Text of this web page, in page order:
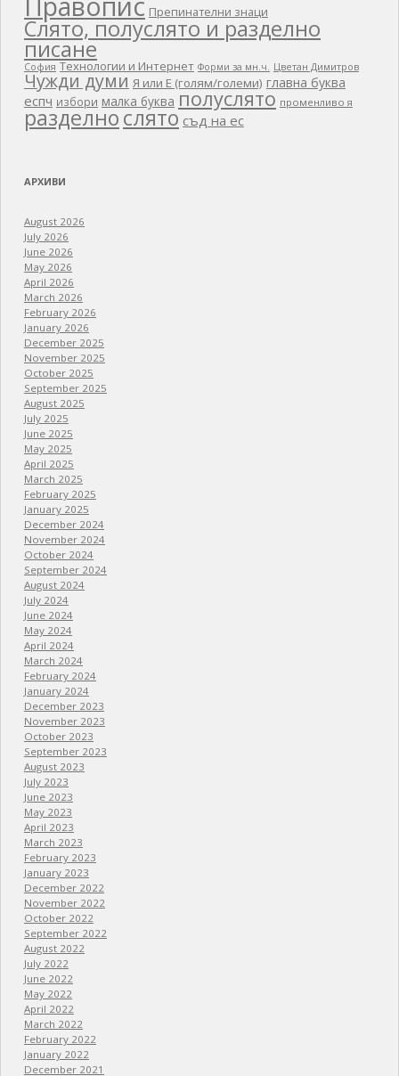
Препинателни знаци
Слято, полуслято и разделно
писане
София Технологии и Интернет Форми за мн.ч. Цветан Димитров
Чужди думи Я или Е (голям/големи) главна буква
еспч избори малка буква полуслято променливо я
разделнослято съд на ес
АРХИВИ
August 2026
July 2026
June 2026
May 2026
April 2026
March 2026
February 2026
January 2026
December 2025
November 2025
October 2025
September 2025
August 2025
July 2025
June 2025
May 2025
April 2025
March 2025
February 2025
January 2025
December 2024
November 2024
October 2024
September 2024
August 2024
July 2024
June 2024
May 2024
April 2024
March 2024
February 2024
January 2024
December 2023
November 2023
October 2023
September 2023
August 2023
July 2023
June 2023
May 2023
April 2023
March 2023
February 2023
January 2023
December 2022
November 2022
October 2022
September 2022
August 2022
July 2022
June 2022
May 2022
April 2022
March 2022
February 2022
January 2022
December 2021